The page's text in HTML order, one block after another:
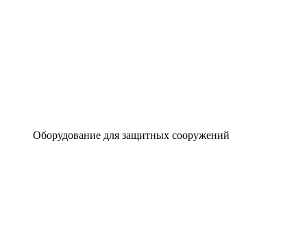
Оборудование для защитных сооружений